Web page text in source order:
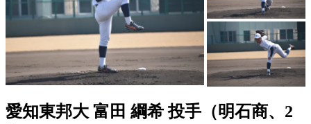
愛知東邦大 富田 綱希 投手（明石商、2